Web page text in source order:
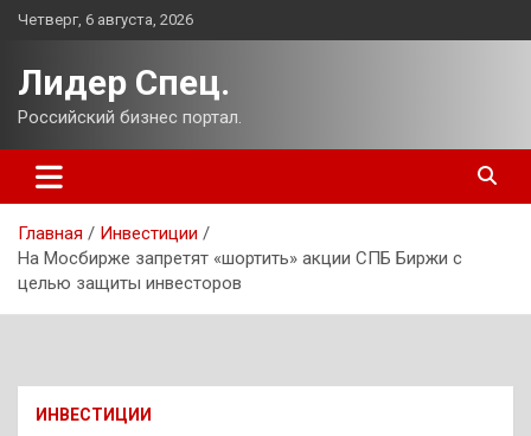
Перейти
Четверг, 6 августа, 2026
Лидер Спец.
Российский бизнес портал.
Главная
Инвестиции
На Мосбирже запретят «шортить» акции СПБ Биржи с
целью защиты инвесторов
ИНВЕСТИЦИИ